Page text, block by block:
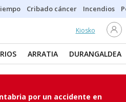
Cribado cáncer Incendios
Kiosko
ARRATIA DURANGALDEA
por un accidente en